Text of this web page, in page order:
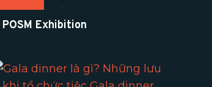
POSM Exhibition